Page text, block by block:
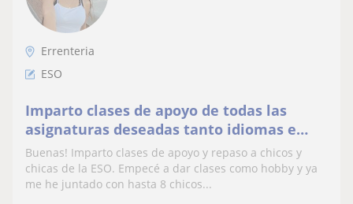
Errenteria
ESO
Imparto clases de apoyo de todas las
asignaturas deseadas tanto idiomas e
historia como ciencias
Buenas! Imparto clases de apoyo y repaso a chicos y
chicas de la ESO. Empecé a dar clases como hobby y ya
me he juntado con hasta 8 chicos...